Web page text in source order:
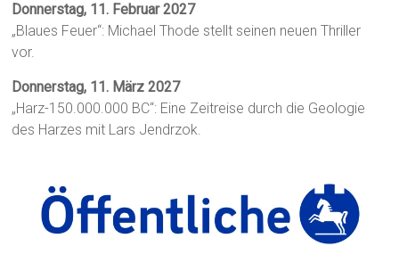
Donnerstag, 11. Februar 2027
„Blaues Feuer“: Michael Thode stellt seinen neuen Thriller
vor.
Donnerstag, 11. März 2027
„Harz-150.000.000 BC“: Eine Zeitreise durch die Geologie
des Harzes mit Lars Jendrzok.